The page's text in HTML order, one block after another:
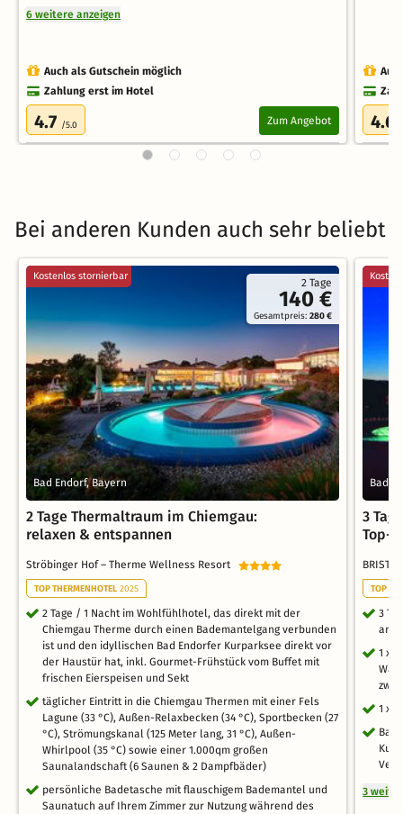
6 weitere anzeigen
Auch als Gutschein möglich
Zahlung erst im Hotel
4.7 /5.0 Zum Angebot 4.6
Bei anderen Kunden auch sehr beliebt
2 Tage
140 €
Gesamtpreis:280 €
Kostenlos stornierbar
Bad Endorf, Bayern
2 Tage Thermaltraum im Chiemgau:
relaxen & entspannen
Ströbinger Hof – Therme Wellness Resort
TOP THERMENHOTEL 2025
2 Tage / 1 Nacht im Wohlfühlhotel, das direkt mit der
Chiemgau Therme durch einen Bademantelgang verbunden
ist und den idyllischen Bad Endorfer Kurparksee direkt vor
der Haustür hat, inkl. Gourmet-Frühstück vom Buffet mit
frischen Eierspeisen und Sekt
täglicher Eintritt in die Chiemgau Thermen mit einer Fels
Lagune (33 °C), Außen-Relaxbecken (34 °C), Sportbecken (27
°C), Strömungskanal (125 Meter lang, 31 °C), Außen-
Whirlpool (35 °C) sowie einer 1.000qm großen
Saunalandschaft (6 Saunen & 2 Dampfbäder)
persönliche Badetasche mit flauschigem Bademantel und
Saunatuch auf Ihrem Zimmer zur Nutzung während des
Bad
3
Top-
TOP
3
am
1 x
1 x
Bad
3